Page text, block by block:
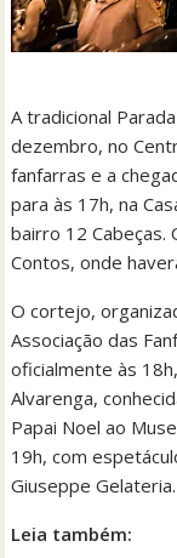
A tradicional
dezembro, no
fanfarras e a
para às 17h, na
bairro 12 Cabeças.
Contos, onde
O cortejo,
Associação das
oficialmente às
Alvarenga,
Papai Noel ao
19h, com
Giuseppe Gelateria.
Leia também: